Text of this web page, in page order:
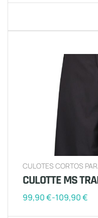
CULOTES CORTOS
CULOTTE MS
99,90€-109,90€